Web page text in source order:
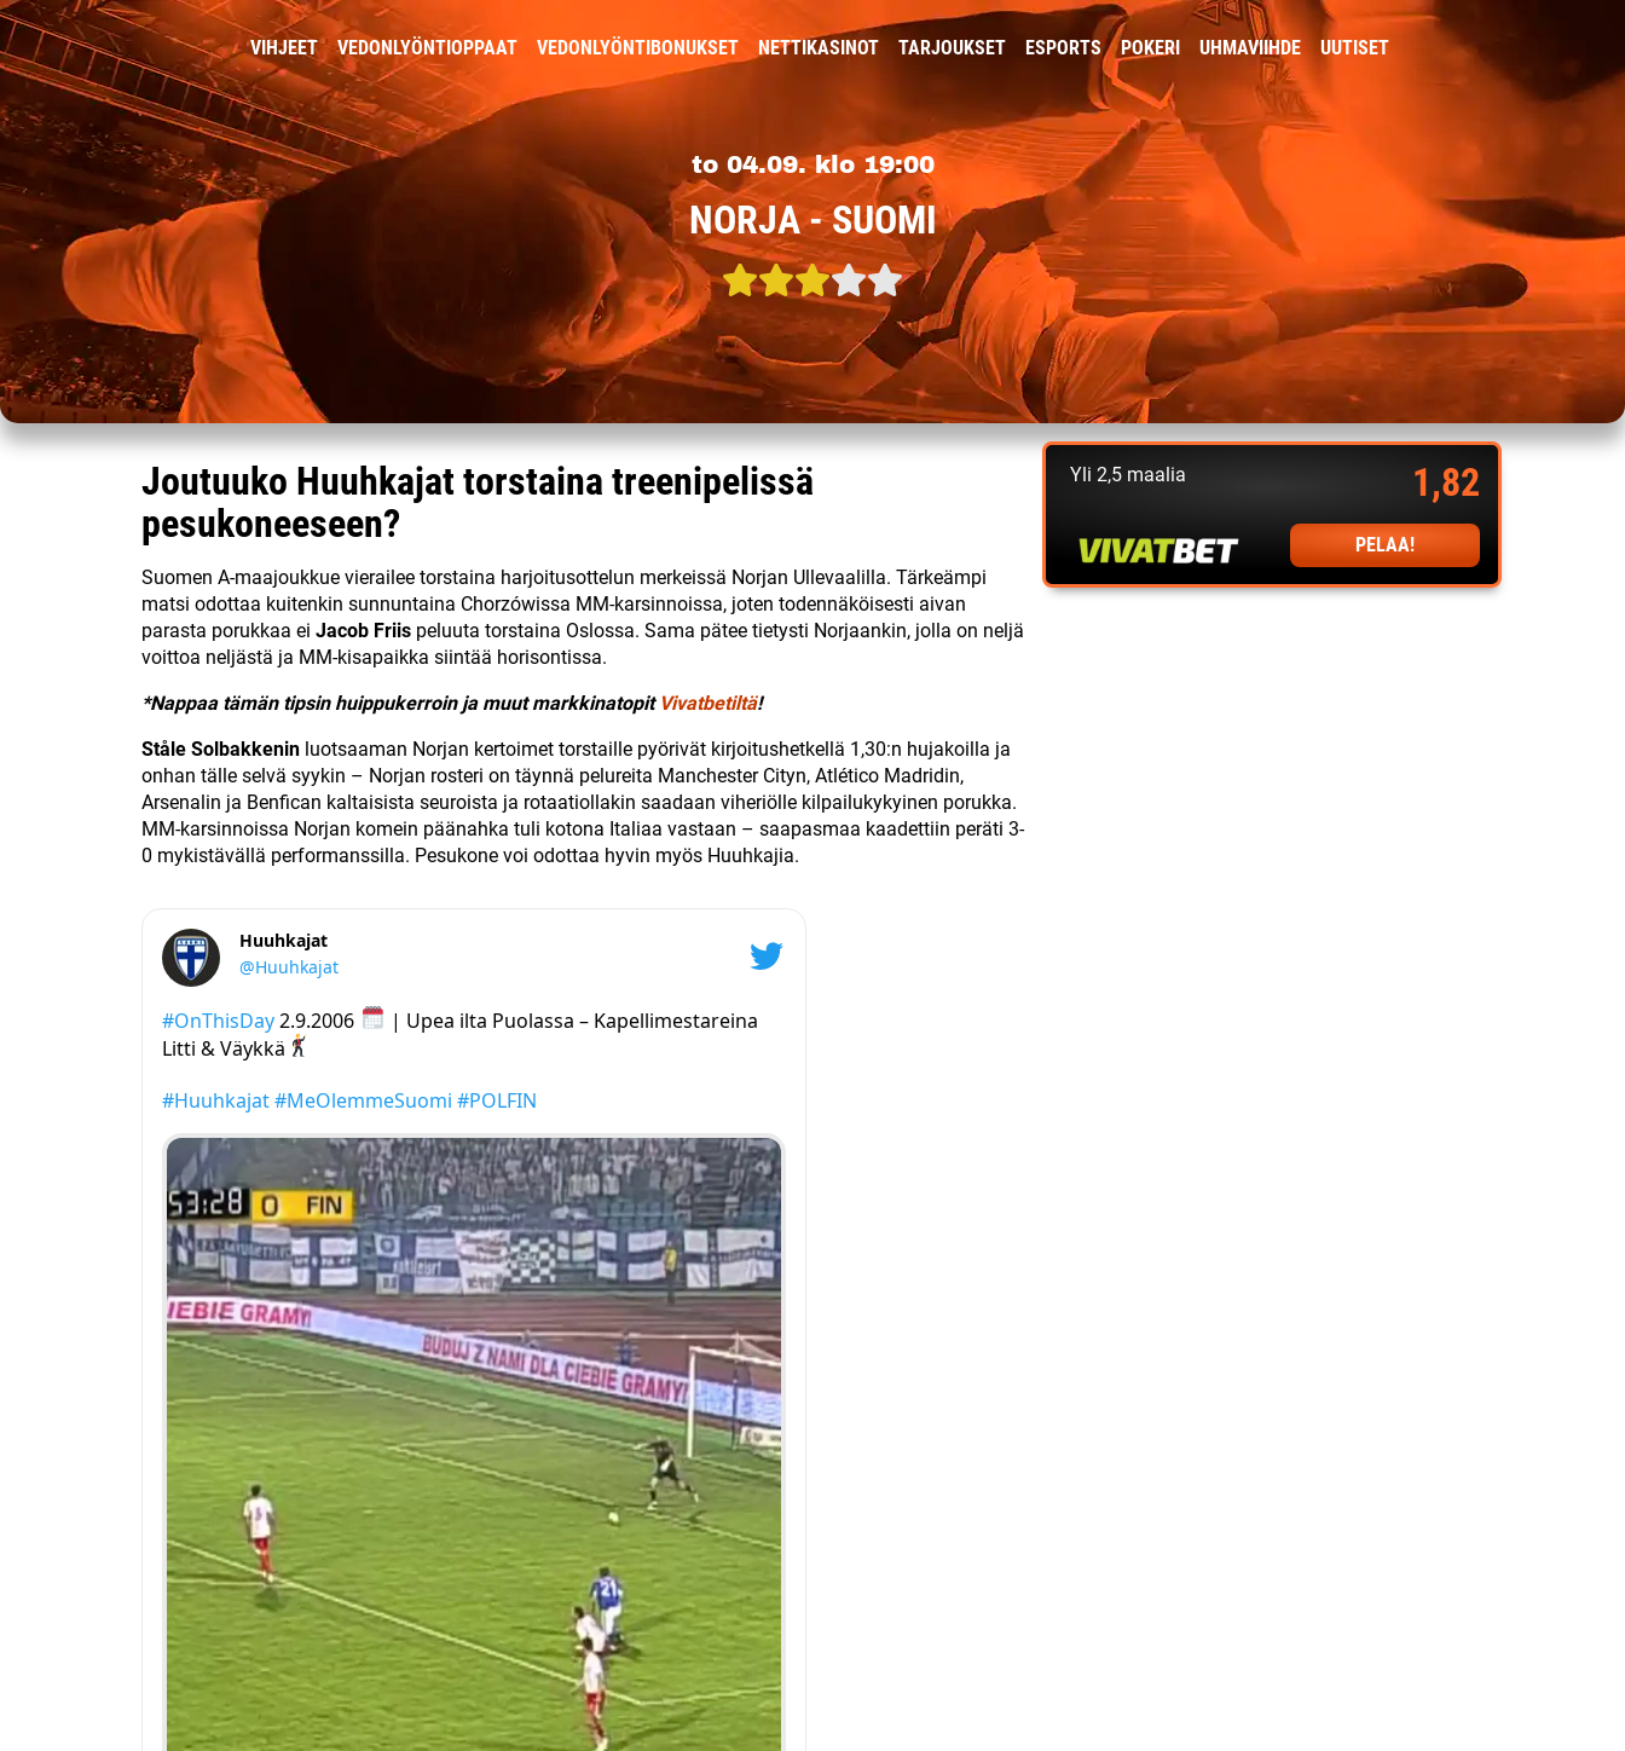
VIHJEET VEDONLYÖNTIOPPAAT VEDONLYÖNTIBONUKSET NETTIKASINOT TARJOUKSET ESPORTS POKERI UHMAVIIHDE UUTISET
to 04.09. klo 19:00
NORJA - SUOMI
Yli 2,5 maalia 1,82
PELAA!
Joutuuko Huuhkajat torstaina treenipelissä
pesukoneeseen?
Suomen A-maajoukkue vierailee torstaina harjoitusottelun merkeissä Norjan Ullevaalilla. Tärkeämpi
matsi odottaa kuitenkin sunnuntaina Chorzówissa MM-karsinnoissa, joten todennäköisesti aivan
parasta porukkaa ei Jacob Friis peluuta torstaina Oslossa. Sama pätee tietysti Norjaankin, jolla on neljä
voittoa neljästä ja MM-kisapaikka siintää horisontissa.
*Nappaa tämän tipsin huippukerroin ja muut markkinatopit Vivatbetiltä!
Ståle Solbakkenin luotsaaman Norjan kertoimet torstaille pyörivät kirjoitushetkellä 1,30:n hujakoilla ja
onhan tälle selvä syykin – Norjan rosteri on täynnä pelureita Manchester Cityn, Atlético Madridin,
Arsenalin ja Benfican kaltaisista seuroista ja rotaatiollakin saadaan viheriölle kilpailukykyinen porukka.
MM-karsinnoissa Norjan komein päänahka tuli kotona Italiaa vastaan – saapasmaa kaadettiin peräti 3-
0 mykistävällä performanssilla. Pesukone voi odottaa hyvin myös Huuhkajia.
Huuhkajat
@Huuhkajat
#OnThisDay2.9.2006
| Upea ilta Puolassa – Kapellimestareina
Litti & Väykkä
#Huuhkajat#MeOlemmeSuomi #POLFIN